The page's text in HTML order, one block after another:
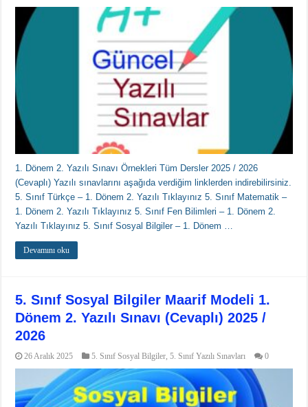
1. Dönem 2. Yazılı Sınavı Örnekleri Tüm Dersler 2025 / 2026
(Cevaplı) Yazılı sınavlarını aşağıda verdiğim linklerden indirebilirsiniz.
5. Sınıf Türkçe – 1. Dönem 2. Yazılı Tıklayınız 5. Sınıf Matematik –
1. Dönem 2. Yazılı Tıklayınız 5. Sınıf Fen Bilimleri – 1. Dönem 2.
Yazılı Tıklayınız 5. Sınıf Sosyal Bilgiler – 1. Dönem …
Devamını oku
5. Sınıf Sosyal Bilgiler Maarif Modeli 1.
Dönem 2. Yazılı Sınavı (Cevaplı) 2025 /
2026
26 Aralık 2025 5. Sınıf Sosyal Bilgiler,5. Sınıf Yazılı Sınavları 0